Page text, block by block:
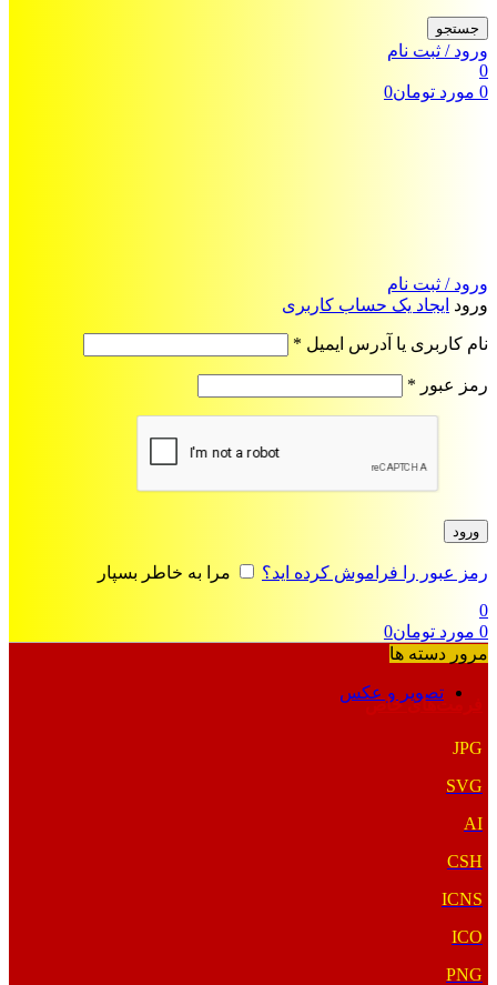
جستجو
ورود / ثبت نام
0
0 مورد تومان0
ورود / ثبت نام
ورود ایجاد یک حساب کاربری
نام کاربری یا آدرس ایمیل *
رمز عبور *
ورود
رمز عبور را فراموش کرده اید؟
مرا به خاطر بسپار
0
0 مورد تومان0
مرور دسته ها
تصویر و عکس
فرمت‌های خاص
JPG
SVG
AI
CSH
ICNS
ICO
PNG